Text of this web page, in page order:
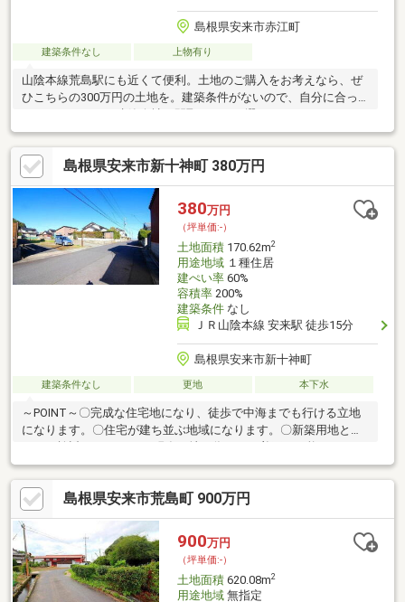
島根県安来市赤江町
建築条件なし 上物有り
山陰本線荒島駅にも近くて便利。土地のご購入をお考えなら、ぜ
ひこちらの300万円の土地を。建築条件がないので、自分に合っ
たスケジュール、建築会社、間取りなどを選ぶことができます。
地域の顧客満足度ナンバーワンを目指す当社が、不動産を探すお
客様を全力でサポートいたします。購入手順からアフタフォロー
までお任せください。お問い合わせをお待ちしております。
島根県安来市新十神町 380万円
380万円
（坪単価:-）
土地面積170.62m2
用途地域１種住居
建ぺい率60%
容積率200%
建築条件なし
ＪＲ山陰本線 安来駅 徒歩15分
島根県安来市新十神町
建築条件なし 更地 本下水
～POINT～〇完成な住宅地になり、徒歩で中海までも行ける立地
になります。〇住宅が建ち並ぶ地域になります。〇新築用地とし
す。〇建築条件なし ▼当社施工『すみ家』仕様 →すみ家≪
結露対策・過乾燥対策・空気の浄化・防カビ防ダニ・悪臭除去
etc≫ ▼当社提携先ご紹介では！！ →掲載プランを１７８０
万円～建築可能です♪ ＜周辺環境＞・十神小学校まで徒歩約31
分・第一中学校まで徒歩約37分■物件詳細や周辺環境■住宅ローン
やご売却■リフォームや新築・建替えのお気軽にご相談ください♪
島根県安来市荒島町 900万円
900万円
（坪単価:-）
土地面積620.08m2
用途地域無指定